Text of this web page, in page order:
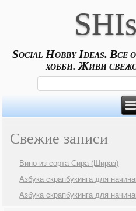
Social Hobby Ideas. Все
хобби. Живи
Свежие записи
Вино из сорта Сира (Шираз)
Азбука скрапбукинга для
Азбука скрапбукинга для